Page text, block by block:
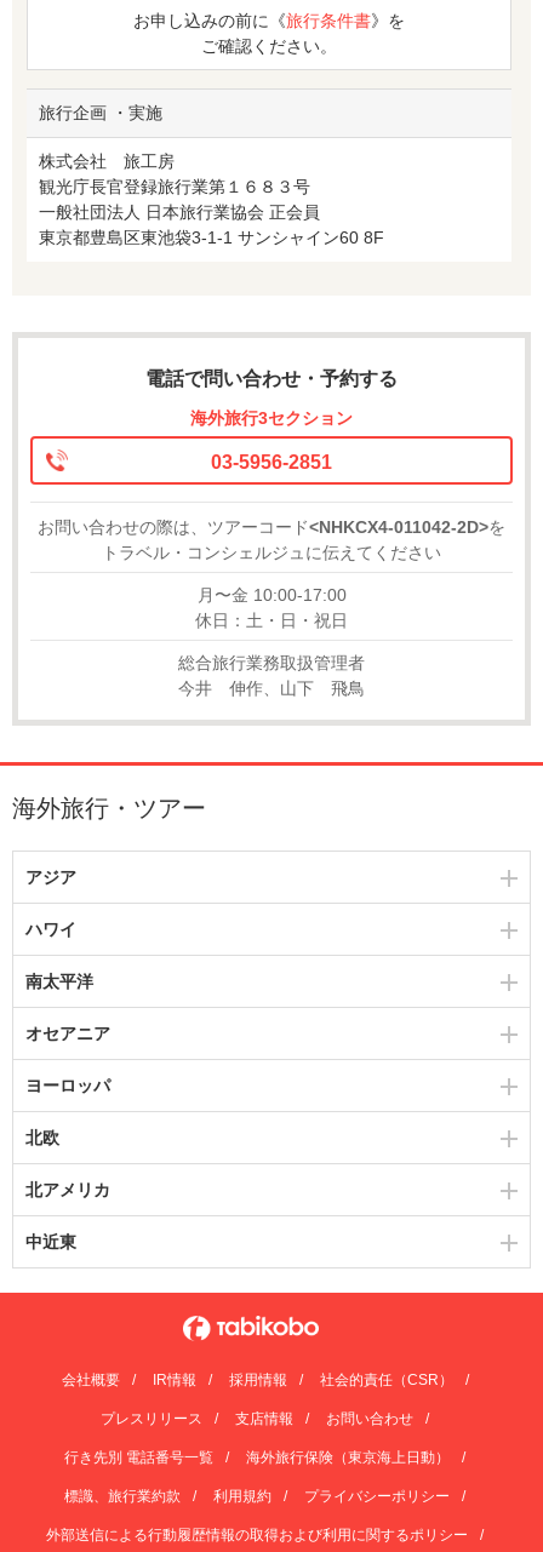
お申し込みの前に《旅行条件書》を
ご確認ください。
旅行企画 ・実施
株式会社 旅工房
観光庁長官登録旅行業第１６８３号
一般社団法人 日本旅行業協会 正会員
東京都豊島区東池袋3-1-1 サンシャイン60 8F
電話で問い合わせ・予約する
海外旅行3セクション
03-5956-2851
お問い合わせの際は、ツアーコード<NHKCX4-011042-2D>を
トラベル・コンシェルジュに伝えてください
月〜金 10:00-17:00
休日：土・日・祝日
総合旅行業務取扱管理者
今井 伸作、山下 飛鳥
海外旅行・ツアー
アジア
ハワイ
南太平洋
オセアニア
ヨーロッパ
北欧
北アメリカ
中近東
会社概要 IR情報 採用情報 社会的責任（CSR）
プレスリリース 支店情報 お問い合わせ
行き先別 電話番号一覧 海外旅行保険（東京海上日動）
標識、旅行業約款 利用規約 プライバシーポリシー
外部送信による行動履歴情報の取得および利用に関するポリシー